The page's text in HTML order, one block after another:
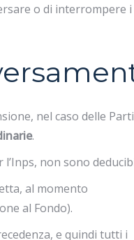
o di interrompere i
nel caso delle
.
non sono
al momento
al Fondo).
e quindi tutti i